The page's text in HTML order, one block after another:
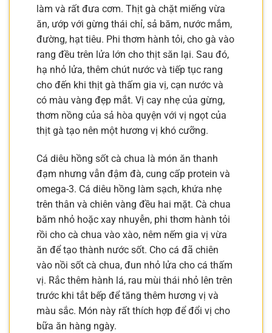
làm và rất đưa cơm. Thịt gà chặt miếng vừa
ăn, ướp với gừng thái chỉ, sả băm, nước mắm,
đường, hạt tiêu. Phi thơm hành tỏi, cho gà vào
rang đều trên lửa lớn cho thịt săn lại. Sau đó,
hạ nhỏ lửa, thêm chút nước và tiếp tục rang
cho đến khi thịt gà thấm gia vị, cạn nước và
có màu vàng đẹp mắt. Vị cay nhẹ của gừng,
thơm nồng của sả hòa quyện với vị ngọt của
thịt gà tạo nên một hương vị khó cưỡng.
Cá diêu hồng sốt cà chua là món ăn thanh
đạm nhưng vẫn đậm đà, cung cấp protein và
omega-3. Cá diêu hồng làm sạch, khứa nhẹ
trên thân và chiên vàng đều hai mặt. Cà chua
băm nhỏ hoặc xay nhuyễn, phi thơm hành tỏi
rồi cho cà chua vào xào, nêm nếm gia vị vừa
ăn để tạo thành nước sốt. Cho cá đã chiên
vào nồi sốt cà chua, đun nhỏ lửa cho cá thấm
vị. Rắc thêm hành lá, rau mùi thái nhỏ lên trên
trước khi tắt bếp để tăng thêm hương vị và
màu sắc. Món này rất thích hợp để đổi vị cho
bữa ăn hàng ngày.